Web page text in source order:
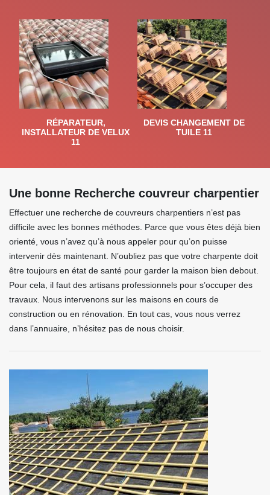
RÉPARATEUR,
INSTALLATEUR DE VELUX
11
DEVIS CHANGEMENT DE
TUILE 11
Une bonne Recherche couvreur charpentier
Effectuer une recherche de couvreurs charpentiers n’est pas
difficile avec les bonnes méthodes. Parce que vous êtes déjà bien
orienté, vous n’avez qu’à nous appeler pour qu’on puisse
intervenir dès maintenant. N’oubliez pas que votre charpente doit
être toujours en état de santé pour garder la maison bien debout.
Pour cela, il faut des artisans professionnels pour s’occuper des
travaux. Nous intervenons sur les maisons en cours de
construction ou en rénovation. En tout cas, vous nous verrez
dans l’annuaire, n’hésitez pas de nous choisir.